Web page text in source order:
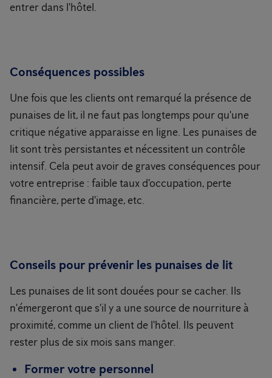
entrer dans l'hôtel.
Conséquences possibles
Une fois que les clients ont remarqué la présence de
punaises de lit, il ne faut pas longtemps pour qu'une
critique négative apparaisse en ligne. Les punaises de
lit sont très persistantes et nécessitent un contrôle
intensif. Cela peut avoir de graves conséquences pour
votre entreprise : faible taux d'occupation, perte
financière, perte d'image, etc.
Conseils pour prévenir les punaises de lit
Les punaises de lit sont douées pour se cacher. Ils
n'émergeront que s'il y a une source de nourriture à
proximité, comme un client de l'hôtel. Ils peuvent
rester plus de six mois sans manger.
Former votre personnel